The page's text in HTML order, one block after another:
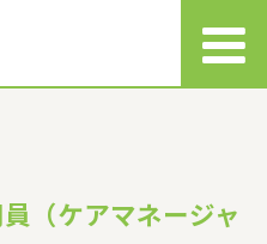
（ケアマネージャ